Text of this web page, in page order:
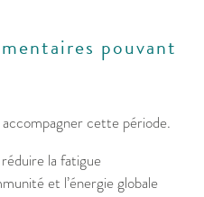
pouvant
cette période.
la fatigue
et l’énergie globale